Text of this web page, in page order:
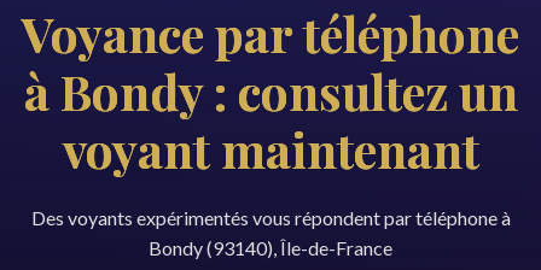
Voyance par téléphone
à Bondy : consultez un
voyant maintenant
Des voyants expérimentés vous répondent par téléphone à
Bondy (93140), Île-de-France